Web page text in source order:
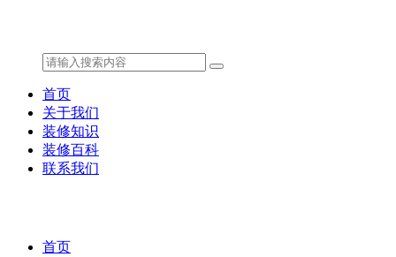
首页
关于我们
装修知识
装修百科
联系我们
首页